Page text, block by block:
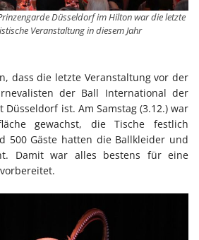
Düsseldorf im Hilton war die letzte
Veranstaltung in diesem Jahr
dass die letzte Veranstaltung vor der
der Ball International der
Düsseldorf ist. Am Samstag (3.12.) war
gewachst, die Tische festlich
500 Gäste hatten die Ballkleider und
Damit war alles bestens für eine